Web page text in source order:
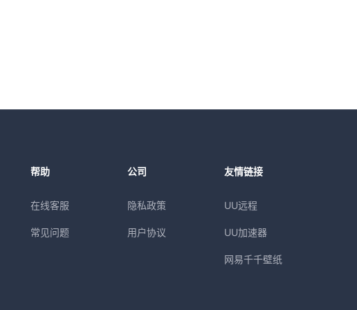
帮助
在线客服
常见问题
公司
隐私政策
用户协议
友情链接
UU远程
UU加速器
网易千千壁纸